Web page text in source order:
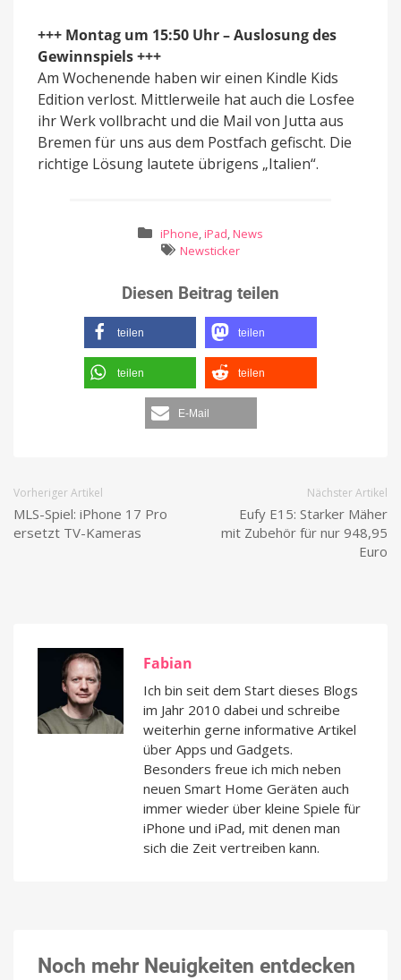
+++ Montag um 15:50 Uhr – Auslosung des
Gewinnspiels +++
Am Wochenende haben wir einen Kindle Kids
Edition verlost. Mittlerweile hat auch die Losfee
ihr Werk vollbracht und die Mail von Jutta aus
Bremen für uns aus dem Postfach gefischt. Die
richtige Lösung lautete übrigens „Italien“.
iPhone, iPad, News
Newsticker
Diesen Beitrag teilen
teilen teilen
teilen teilen
E-Mail
Vorheriger Artikel
MLS-Spiel: iPhone 17 Pro
ersetzt TV-Kameras
Nächster Artikel
Eufy E15: Starker Mäher
mit Zubehör für nur 948,95
Euro
Fabian
Ich bin seit dem Start dieses Blogs
im Jahr 2010 dabei und schreibe
weiterhin gerne informative Artikel
über Apps und Gadgets.
Besonders freue ich mich neben
neuen Smart Home Geräten auch
immer wieder über kleine Spiele für
iPhone und iPad, mit denen man
sich die Zeit vertreiben kann.
Noch mehr Neuigkeiten entdecken